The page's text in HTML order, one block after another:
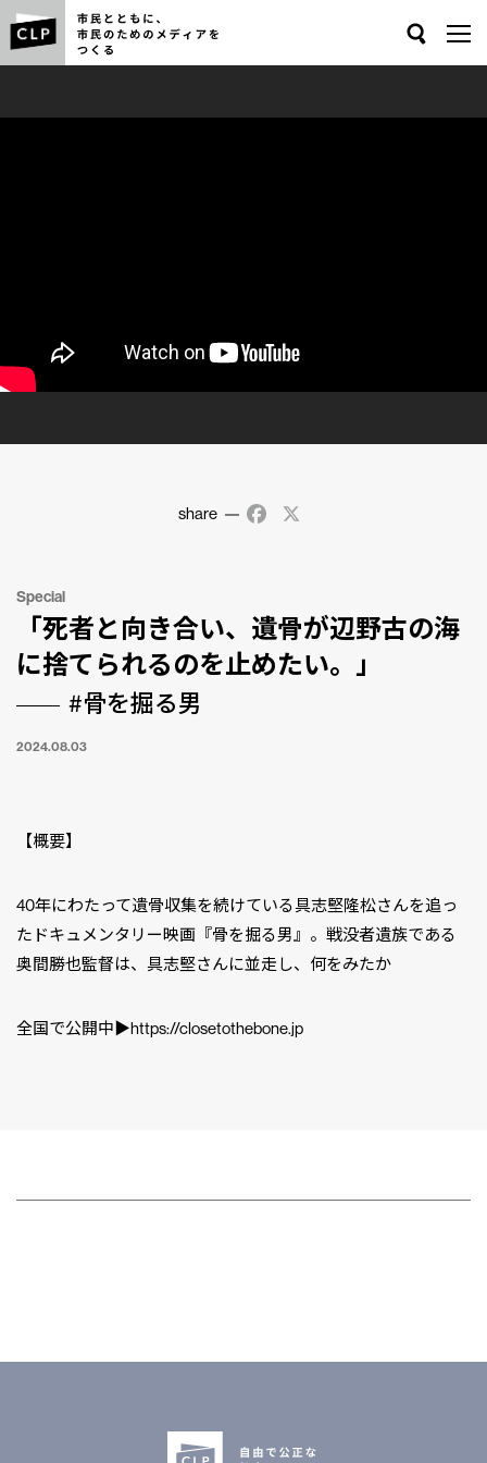
share Facebook
Special
「死者と向き合い、遺骨が辺野古の海
に捨てられるのを止めたい。」
#骨を掘る男
2024.08.03
【概要】
40年にわたって遺骨収集を続けている具志堅隆松さんを追っ
たドキュメンタリー映画『骨を掘る男』。戦没者遺族である
奥間勝也監督は、具志堅さんに並走し、何をみたか
全国で公開中▶︎https://closetothebone.jp